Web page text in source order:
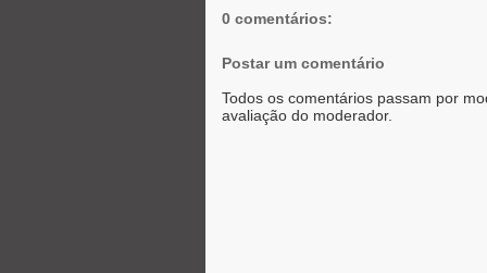
0 comentários:
Postar um comentário
Todos os comentários passam por
avaliação do moderador.